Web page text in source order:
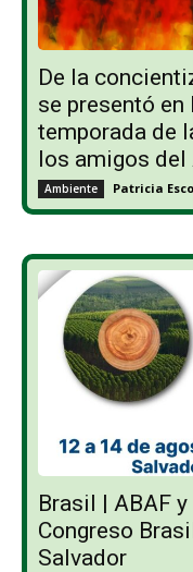
De la
se presentó en
temporada de
los amigos del
Ambiente Patricia
Brasil | ABAF
Congreso
Salvador